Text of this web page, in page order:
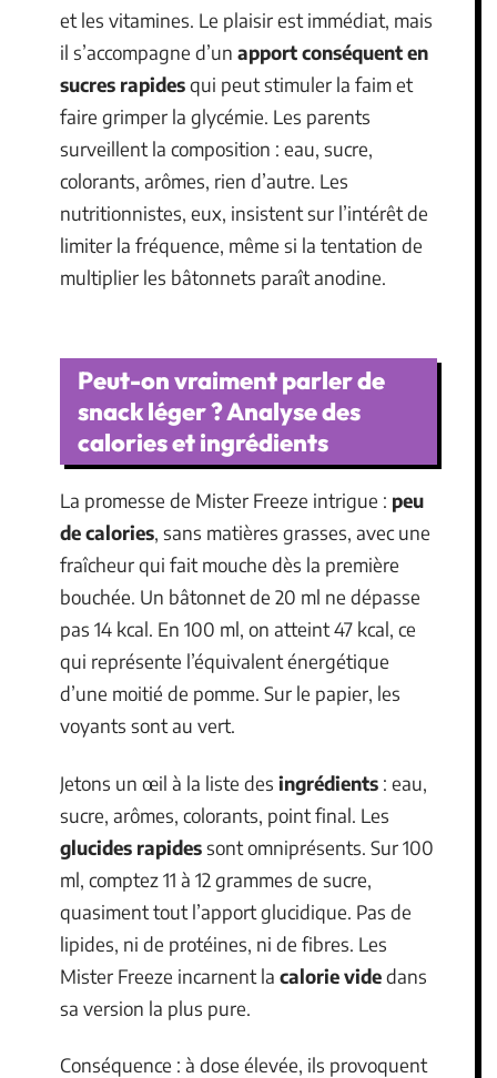
et les vitamines. Le plaisir est immédiat, mais
il s’accompagne d’un apport conséquent en
sucres rapidesqui peut stimuler la faim et
faire grimper la glycémie. Les parents
surveillent la composition : eau, sucre,
colorants, arômes, rien d’autre. Les
nutritionnistes, eux, insistent sur l’intérêt de
limiter la fréquence, même si la tentation de
multiplier les bâtonnets paraît anodine.
Peut-on vraiment parler de
snack léger ? Analyse des
calories et ingrédients
La promesse de Mister Freeze intrigue : peu
de calories, sans matières grasses, avec une
fraîcheur qui fait mouche dès la première
bouchée. Un bâtonnet de 20 ml ne dépasse
pas 14 kcal. En 100 ml, on atteint 47 kcal, ce
qui représente l’équivalent énergétique
d’une moitié de pomme. Sur le papier, les
voyants sont au vert.
Jetons un œil à la liste des ingrédients : eau,
sucre, arômes, colorants, point final. Les
glucides rapidessont omniprésents. Sur 100
ml, comptez 11 à 12 grammes de sucre,
quasiment tout l’apport glucidique. Pas de
lipides, ni de protéines, ni de fibres. Les
Mister Freeze incarnent la calorie videdans
sa version la plus pure.
Conséquence : à dose élevée, ils provoquent